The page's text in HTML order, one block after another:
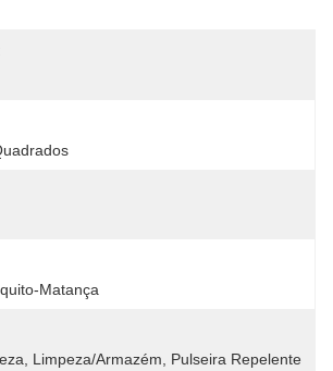
Matança
Limpeza/Armazém, Pulseira Repelente